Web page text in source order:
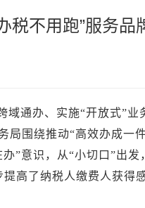
税不用跑”服务品
通办、实施“开放式”业
围绕推动“高效办成一
”意识，从“小切口”出发
高了纳税人缴费人获得